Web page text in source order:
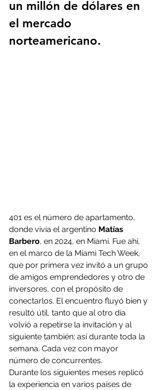
un millón de dólares en
el mercado
norteamericano.
401 es el número de apartamento,
donde vivía el argentino Matías
Barbero, en 2024, en Miami. Fue ahí,
en el marco de la Miami Tech Week,
que por primera vez invitó a un grupo
de amigos emprendedores y otro de
inversores, con el propósito de
conectarlos. El encuentro fluyó bien y
resultó útil, tanto que al otro día
volvió a repetirse la invitación y al
siguiente también; así durante toda la
semana. Cada vez con mayor
número de concurrentes.
Durante los siguientes meses replicó
la experiencia en varios países de